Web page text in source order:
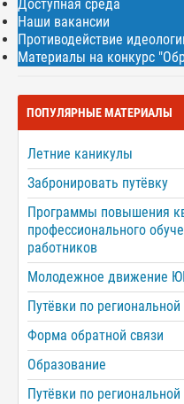
Доступная среда
Наши вакансии
Противодействие
Материалы на конкурс
ПОПУЛЯРНЫЕ МАТЕРИАЛЫ
Летние каникулы
Забронировать путёвку
Программы повышения
профессионального
работников
Молодежное движение
Путёвки по
Форма обратной связи
Образование
Путёвки по